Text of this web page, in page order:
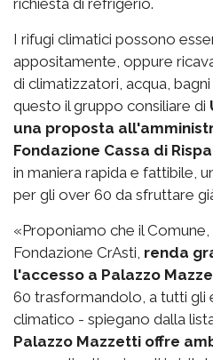
richiesta di refrigerio.
I rifugi climatici possono
appositamente, oppure
di climatizzatori, acqua,
questo il gruppo consiliare di
una proposta
Fondazione Cassa di
in maniera rapida e fattibile,
per gli over 60 da sfruttare
«Proponiamo che il
Fondazione CrAsti, renda
l'accesso a Palazzo
60 trasformandolo, a tutti gli
climatico - spiegano dalla
Palazzo Mazzetti offre